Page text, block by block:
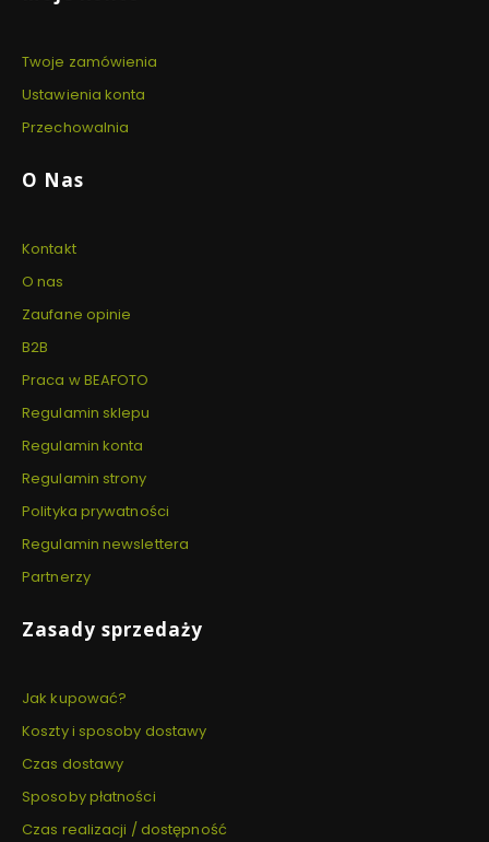
Twoje zamówienia
Ustawienia konta
Przechowalnia
O Nas
Kontakt
O nas
Zaufane opinie
B2B
Praca w BEAFOTO
Regulamin sklepu
Regulamin konta
Regulamin strony
Polityka prywatności
Regulamin newslettera
Partnerzy
Zasady sprzedaży
Jak kupować?
Koszty i sposoby dostawy
Czas dostawy
Sposoby płatności
Czas realizacji / dostępność